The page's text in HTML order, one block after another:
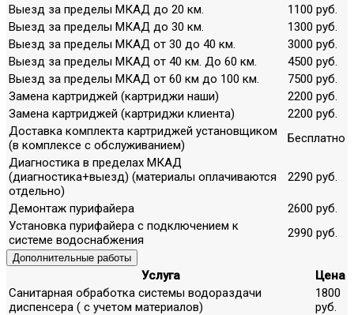
Выезд за пределы МКАД до 20 км.
1100 руб.
Выезд за пределы МКАД до 30 км.
1300 руб.
Выезд за пределы МКАД от 30 до 40 км.
3000 руб.
Выезд за пределы МКАД от 40 км. До 60 км.
4500 руб.
Выезд за пределы МКАД от 60 км до 100 км.
7500 руб.
Замена картриджей (картриджи наши)
2200 руб.
Замена картриджей (картриджи клиента)
2200 руб.
Доставка комплекта картриджей установщиком
(в комплексе с обслуживанием)
Бесплатно
Диагностика в пределах МКАД
(диагностика+выезд) (материалы оплачиваются
отдельно)
2290 руб.
Демонтаж пурифайера
2600 руб.
Установка пурифайера с подключением к
системе водоснабжения
2990 руб.
Дополнительные работы
Услуга
Цена
Санитарная обработка системы водораздачи
диспенсера ( с учетом материалов)
1800
руб.